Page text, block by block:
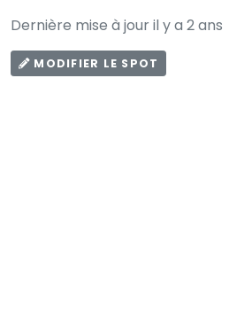
Dernière mise à jour il y a 2 ans
MODIFIER LE SPOT